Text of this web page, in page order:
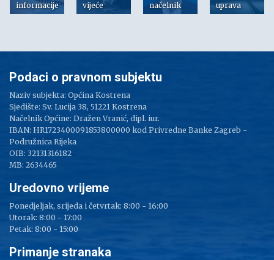
informacije
vijeće
načelnik
uprava
Podaci o pravnom subjektu
Naziv subjekta: Općina Kostrena
Sjedište: Sv. Lucija 38, 51221 Kostrena
Načelnik Općine: Dražen Vranić, dipl. iur.
IBAN: HR1723400091853800000 kod Privredne Banke Zagreb -
Podružnica Rijeka
OIB: 32131316182
MB: 2634465
Uredovno vrijeme
Ponedjeljak, srijeda i četvrtak: 8:00 - 16:00
Utorak: 8:00 - 17:00
Petak: 8:00 - 15:00
Primanje stranaka